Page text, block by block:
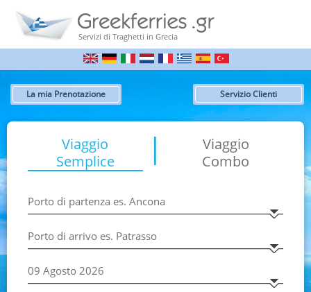
Servizi di Traghetti in Grecia
Servizio Clienti
La mia Prenotazione
Viaggio
Semplice
|
Viaggio
Combo